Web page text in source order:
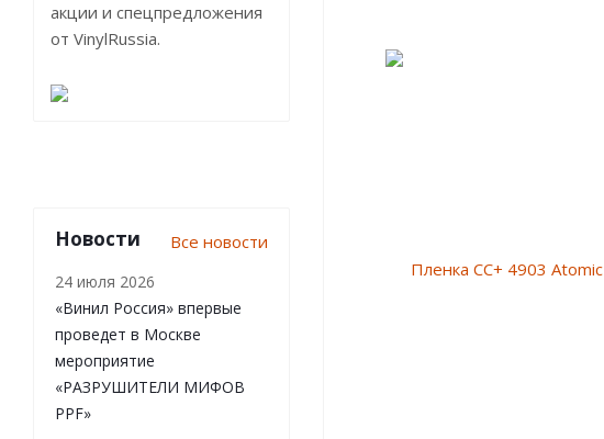
акции и спецпредложения
от VinylRussia.
Новости Все новости
24 июля 2026
«Винил Россия» впервые
проведет в Москве
мероприятие
«РАЗРУШИТЕЛИ МИФОВ
PPF»